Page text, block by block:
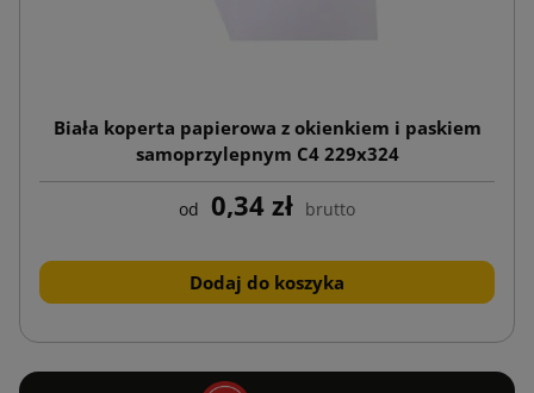
Biała koperta papierowa z okienkiem i paskiem
samoprzylepnym C4 229x324
od 0,34 zł brutto
Dodaj do koszyka